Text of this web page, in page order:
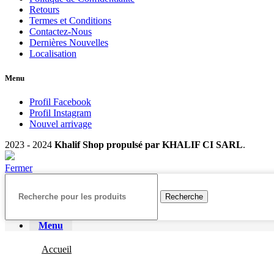
Retours
Termes et Conditions
Contactez-Nous
Dernières Nouvelles
Localisation
Menu
Profil Facebook
Profil Instagram
Nouvel arrivage
2023 - 2024 Khalif Shop propulsé par KHALIF CI SARL.
Fermer
Recherche
Menu
Accueil